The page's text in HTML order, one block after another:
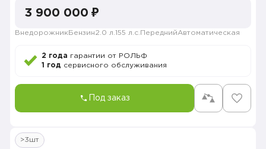
3 900 000 ₽
Внедорожник Бензин2.0 л. 155 л.с. ПереднийАвтоматическая
2 года гарантии от РОЛЬФ
1 год сервисного обслуживания
Под заказ
>3шт